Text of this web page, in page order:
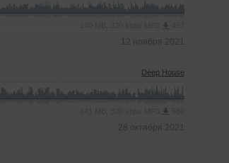
12 ноября 2021
Deep House
28 октября 2021